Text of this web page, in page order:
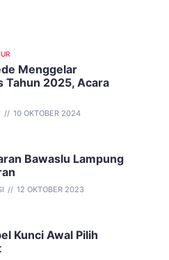
Menggelar
Tahun 2025, Acara
10 OKTOBER 2024
Bawaslu Lampung
12 OKTOBER 2023
Kunci Awal Pilih